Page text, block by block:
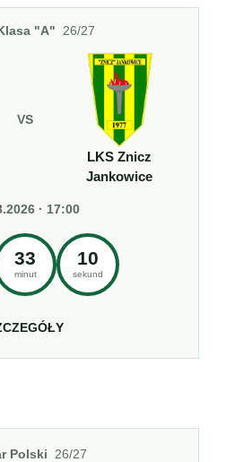
"A" 26/27
VS
LKS Znicz
Jankowice
· 17:00
33
minut
10
sekund
Polski 26/27